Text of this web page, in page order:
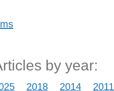
by year:
2018 2014
2011